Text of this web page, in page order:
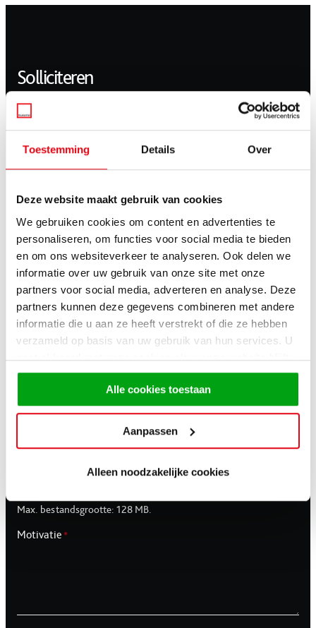
Toestemming Details Over
Deze website maakt gebruik van cookies
We gebruiken cookies om content en advertenties te
personaliseren, om functies voor social media te bieden
en om ons websiteverkeer te analyseren. Ook delen we
informatie over uw gebruik van onze site met onze
partners voor social media, adverteren en analyse. Deze
partners kunnen deze gegevens combineren met andere
informatie die u aan ze heeft verstrekt of die ze hebben
verzameld op basis van uw gebruik van hun services. U
gaat akkoord met onze cookies als u onze website blijft
gebruiken.
Alle cookies toestaan
Aanpassen
Alleen noodzakelijke cookies
Solliciteren
Voornaam
Achternaam *
Telefoonnummer *
E-mailadres*
Max. bestandsgrootte: 128 MB.
Motivatie *